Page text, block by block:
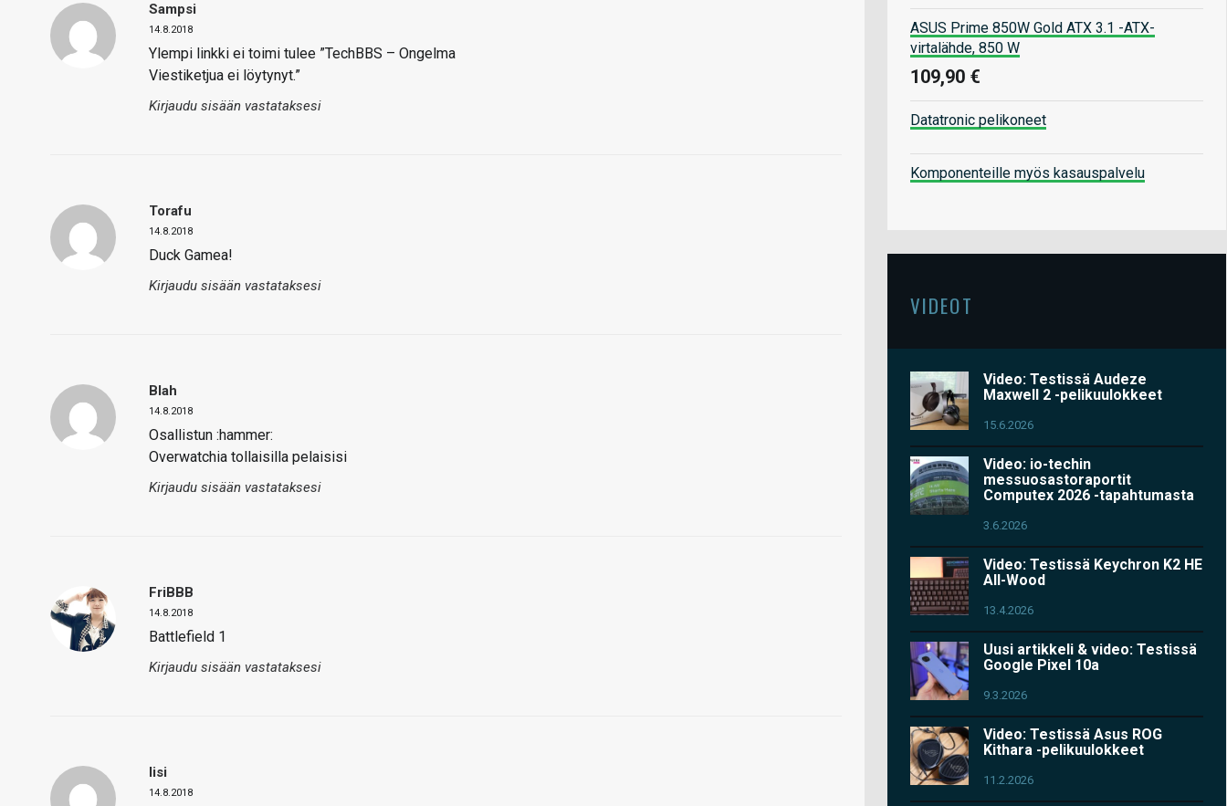
Sampsi
14.8.2018
Ylempi linkki ei toimi tulee ”TechBBS – Ongelma
Viestiketjua ei löytynyt.”
Kirjaudu sisään vastataksesi
Torafu
14.8.2018
Duck Gamea!
Kirjaudu sisään vastataksesi
Blah
14.8.2018
Osallistun :hammer:
Overwatchia tollaisilla pelaisisi
Kirjaudu sisään vastataksesi
FriBBB
14.8.2018
Battlefield 1
Kirjaudu sisään vastataksesi
Iisi
14.8.2018
ASUS Prime 850W Gold ATX 3.1 -ATX-
virtalähde, 850 W
109,90 €
Datatronic pelikoneet
Komponenteille myös kasauspalvelu
VIDEOT
Video: Testissä Audeze
Maxwell 2 -pelikuulokkeet
15.6.2026
Video: io-techin
messuosastoraportit
Computex 2026 -tapahtumasta
3.6.2026
Video: Testissä Keychron K2 HE
All-Wood
13.4.2026
Uusi artikkeli & video: Testissä
Google Pixel 10a
9.3.2026
Video: Testissä Asus ROG
Kithara -pelikuulokkeet
11.2.2026